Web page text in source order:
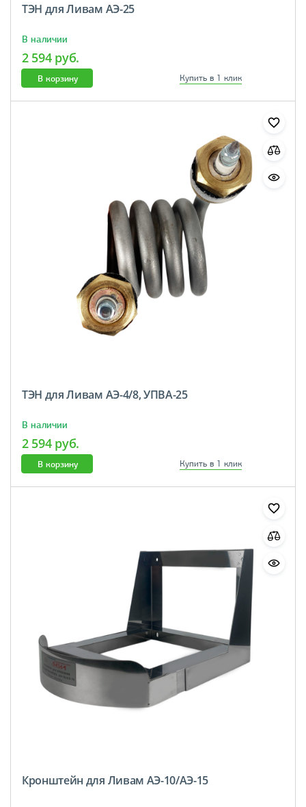
ТЭН для Ливам АЭ-25
В наличии
2 594 руб.
В корзину Купить в 1 клик
ТЭН для Ливам АЭ-4/8, УПВА-25
В наличии
2 594 руб.
В корзину Купить в 1 клик
Кронштейн для Ливам АЭ-10/АЭ-15